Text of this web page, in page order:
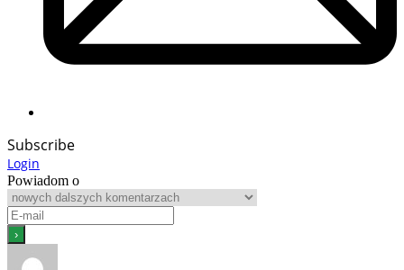
Subscribe
Login
Powiadom o